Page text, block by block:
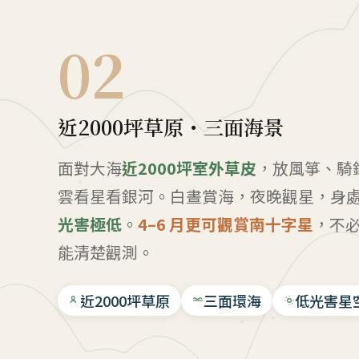
02
近2000坪草原・三面海景
面對大海近2000坪室外草皮 ，放風箏、
雲看星看銀河。白晝賞海，夜晚觀星，身
光害極低 。 4–6 月更可觀賞南十字星 ，不
能清楚觀測。
近2000坪草原 三面環海 低光害星